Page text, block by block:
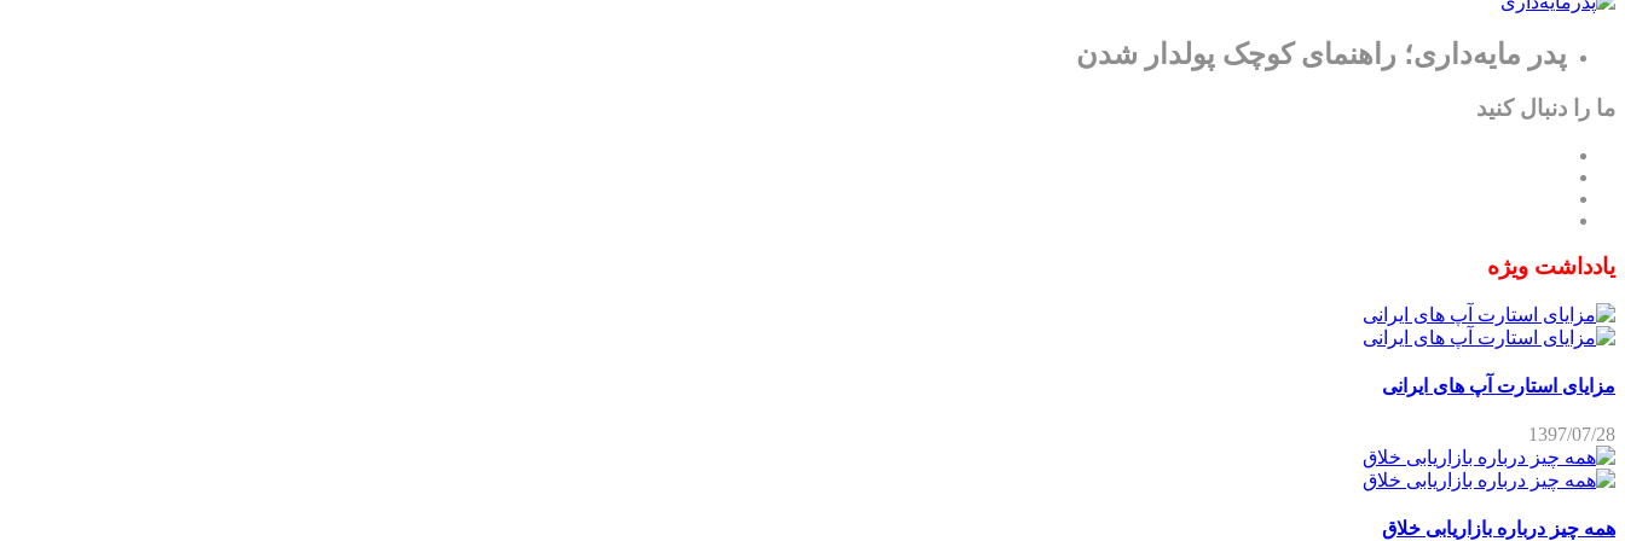
پدر مایه‌داری؛ راهنمای کوچک پولدار شدن
ما را دنبال کنید
یادداشت ویژه
مزایای استارت آپ های ایرانی
1397/07/28
همه چیز درباره بازاریابی خلاق